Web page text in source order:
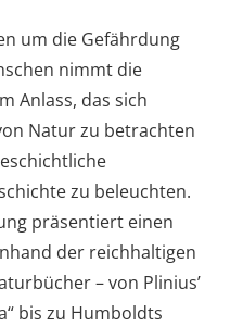
um die Gefährdung
nimmt die
Anlass, das sich
Natur zu betrachten
zu beleuchten.
präsentiert einen
der reichhaltigen
– von Plinius’
bis zu Humboldts